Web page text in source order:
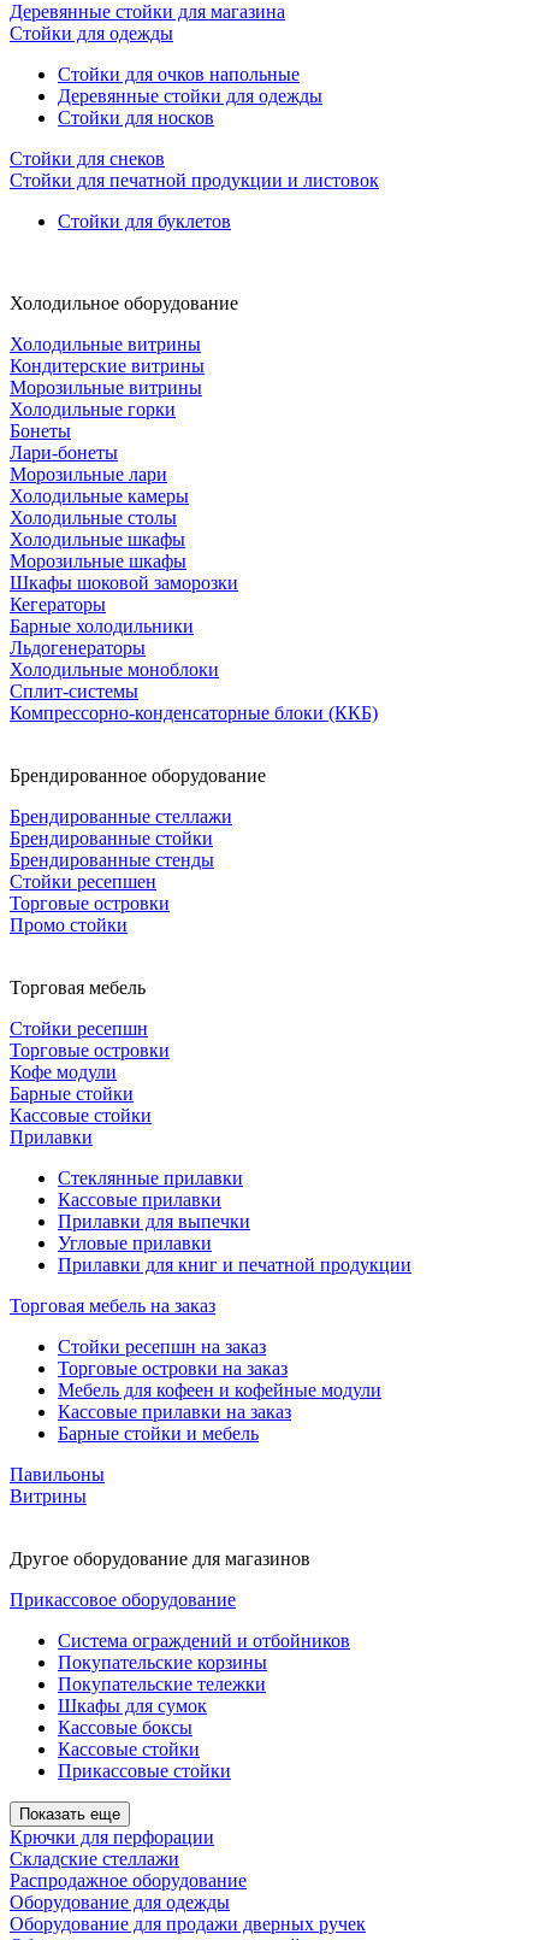
Деревянные стойки для магазина
Стойки для одежды
Стойки для очков напольные
Деревянные стойки для одежды
Стойки для носков
Стойки для снеков
Стойки для печатной продукции и листовок
Стойки для буклетов
Холодильное оборудование
Холодильные витрины
Кондитерские витрины
Морозильные витрины
Холодильные горки
Бонеты
Лари-бонеты
Морозильные лари
Холодильные камеры
Холодильные столы
Холодильные шкафы
Морозильные шкафы
Шкафы шоковой заморозки
Кегераторы
Барные холодильники
Льдогенераторы
Холодильные моноблоки
Сплит-системы
Компрессорно-конденсаторные блоки (ККБ)
Брендированное оборудование
Брендированные стеллажи
Брендированные стойки
Брендированные стенды
Стойки ресепшен
Торговые островки
Промо стойки
Торговая мебель
Стойки ресепшн
Торговые островки
Кофе модули
Барные стойки
Кассовые стойки
Прилавки
Стеклянные прилавки
Кассовые прилавки
Прилавки для выпечки
Угловые прилавки
Прилавки для книг и печатной продукции
Торговая мебель на заказ
Стойки ресепшн на заказ
Торговые островки на заказ
Мебель для кофеен и кофейные модули
Кассовые прилавки на заказ
Барные стойки и мебель
Павильоны
Витрины
Другое оборудование для магазинов
Прикассовое оборудование
Система ограждений и отбойников
Покупательские корзины
Покупательские тележки
Шкафы для сумок
Кассовые боксы
Кассовые стойки
Прикассовые стойки
Показать еще
Крючки для перфорации
Складские стеллажи
Распродажное оборудование
Оборудование для одежды
Оборудование для продажи дверных ручек